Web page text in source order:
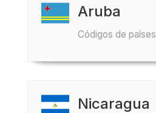
Aruba
Códigos de países
Nicaragua